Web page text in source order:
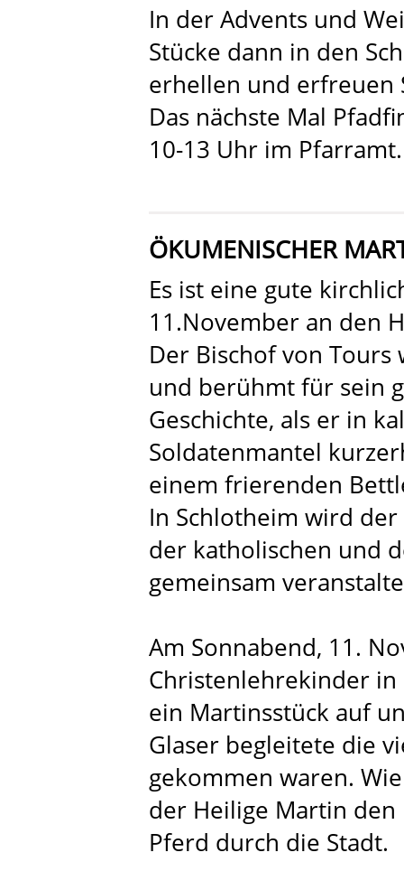
In der Advents und
Stücke dann in den
erhellen und erfreuen
Das nächste Mal
10-13 Uhr im Pfarramt.
ÖKUMENISCHER
Es ist eine gute
11.November an den
Der Bischof von
und berühmt für sein
Geschichte, als er in
Soldatenmantel
einem frierenden
In Schlotheim wird
der katholischen und
gemeinsam
Am Sonnabend, 11.
Christenlehrekinder in
ein Martinsstück auf
Glaser begleitete die
gekommen waren.
der Heilige Martin
Pferd durch die Stadt.